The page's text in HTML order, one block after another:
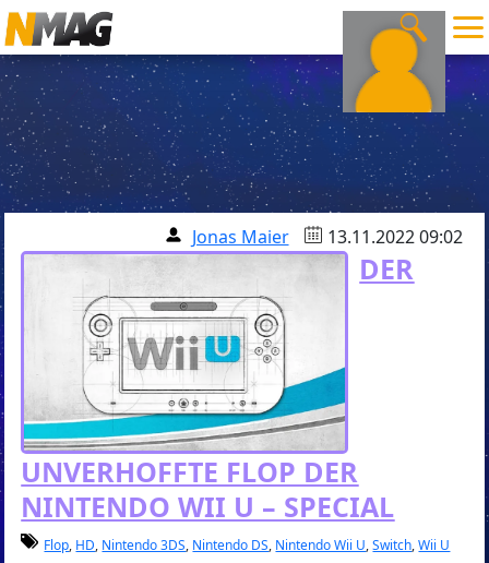
Jonas Maier 13.11.2022 09:02
DER
UNVERHOFFTE FLOP DER
NINTENDO WII U – SPECIAL
Flop, HD, Nintendo 3DS, Nintendo DS, Nintendo Wii U,Switch,Wii U